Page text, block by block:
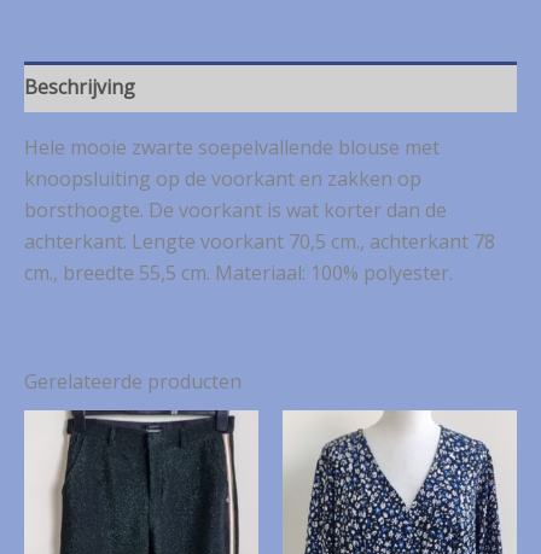
42
aantal
Beschrijving
Hele mooie zwarte soepelvallende blouse met
knoopsluiting op de voorkant en zakken op
borsthoogte. De voorkant is wat korter dan de
achterkant. Lengte voorkant 70,5 cm., achterkant 78
cm., breedte 55,5 cm. Materiaal: 100% polyester.
Gerelateerde producten